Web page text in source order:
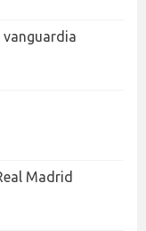
vanguardia
Madrid